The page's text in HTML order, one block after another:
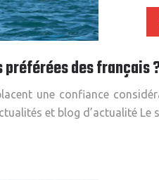
préférées des français
une confiance
et blog d’actualité Le